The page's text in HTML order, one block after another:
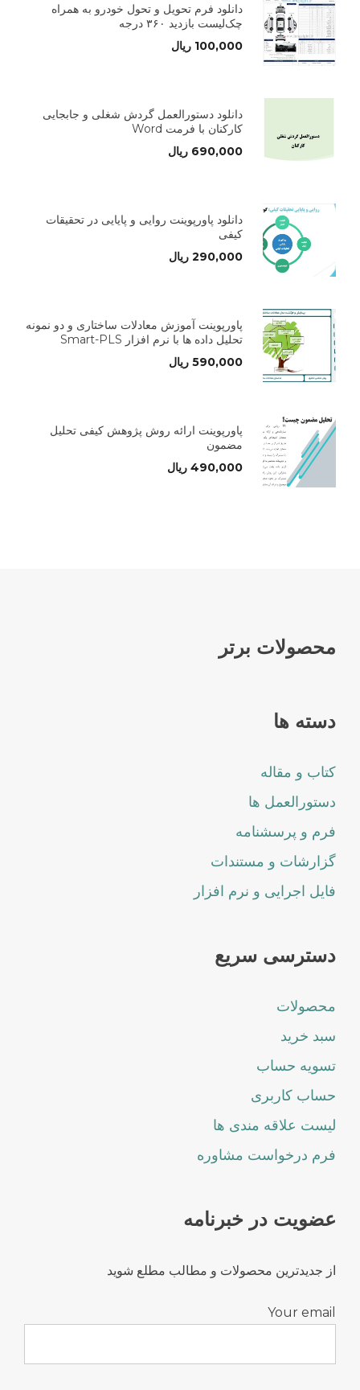
دانلود فرم تحویل و تحول خودرو به همراه
چک‌لیست بازدید ۳۶۰ درجه
100,000 ریال
دانلود دستورالعمل گردش شغلی و جابجایی
کارکنان با فرمت Word
690,000 ریال
دانلود پاورپوینت روایی و پایایی در تحقیقات
کیفی
290,000 ریال
پاورپوینت آموزش معادلات ساختاری و دو نمونه
تحلیل داده ها با نرم افزار Smart-PLS
590,000 ریال
پاورپوینت ارائه روش پژوهش کیفی تحلیل
مضمون
490,000 ریال
محصولات برتر
دسته ها
کتاب و مقاله
دستورالعمل ها
فرم و پرسشنامه
گزارشات و مستندات
فایل اجرایی و نرم افزار
دسترسی سریع
محصولات
سبد خرید
تسویه حساب
حساب کاربری
لیست علاقه مندی ها
فرم درخواست مشاوره
عضویت در خبرنامه
از جدیدترین محصولات و مطالب مطلع شوید
Your email